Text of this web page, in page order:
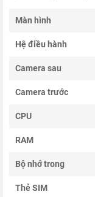
Màn hình
Hệ điều hành
Camera sau
Camera trước
CPU
RAM
Bộ nhớ trong
Thẻ SIM